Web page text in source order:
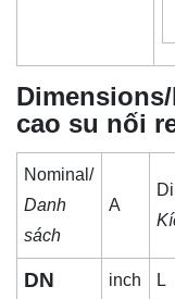
cao su nối
Nominal/
Danh
sách
A
DN inch L